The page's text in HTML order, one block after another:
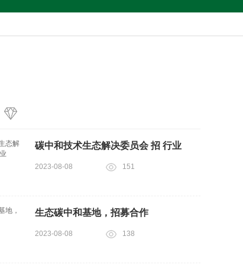
碳中和技术生态解决委员会 招 行业
2023-08-08 151
生态碳中和基地，招募合作
2023-08-08 138